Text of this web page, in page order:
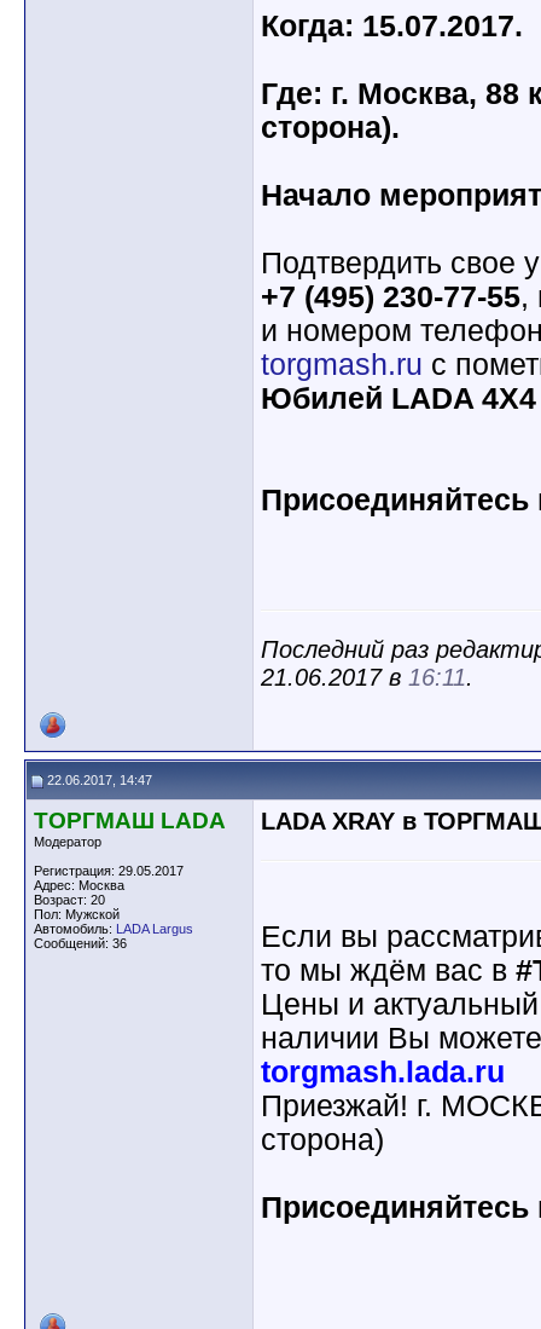
Когда: 15.07.2017.
Где: г. Москва,
сторона).
Начало
Подтвердить свое
+7 (495) 230-77-55,
и номером
torgmash.ru с
Юбилей LADA
Присоединяйтесь
Последний раз
21.06.2017 в 16:11.
22.06.2017, 14:47
ТОРГМАШ LADA
Модератор
Регистрация: 29.05.2017
Адрес: Москва
Возраст: 20
Пол: Мужской
Автомобиль: LADA Largus
Сообщений: 36
LADA XRAY в
Если вы
то мы ждём вас в
Цены и
наличии Вы
torgmash.lada.ru
Приезжай! г.
сторона)
Присоединяйтесь